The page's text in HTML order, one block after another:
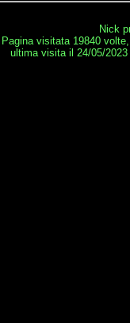
Nick
Pagina visitata 19840
ultima visita il 24/05/